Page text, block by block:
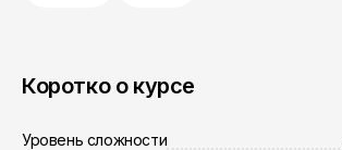
Коротко о курсе
Уровень сложности